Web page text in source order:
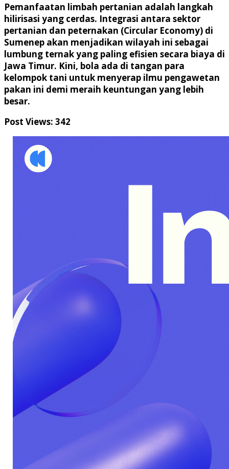
Pemanfaatan limbah pertanian adalah langkah
hilirisasi yang cerdas. Integrasi antara sektor
pertanian dan peternakan (Circular Economy) di
Sumenep akan menjadikan wilayah ini sebagai
lumbung ternak yang paling efisien secara biaya di
Jawa Timur. Kini, bola ada di tangan para
kelompok tani untuk menyerap ilmu pengawetan
pakan ini demi meraih keuntungan yang lebih
besar.
Post Views: 342